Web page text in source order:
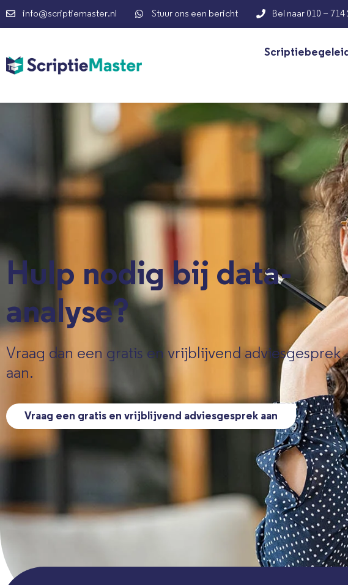
info@scriptiemaster.nl Stuur ons een bericht Bel naar 010 – 714
Hulp nodig bij data-
analyse?
Vraag dan een gratis en vrijblijvend adviesgesprek
aan.
Vraag een gratis en vrijblijvend adviesgesprek aan